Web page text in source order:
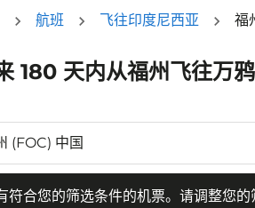
航班 飞往印度尼西亚 福
180 天内从福州飞往万
符合您的筛选条件的机票。请调整您的
合您的筛选条件的机票。请调整您的